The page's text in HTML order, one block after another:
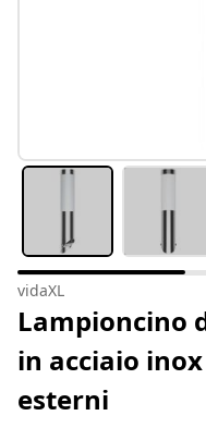
vidaXL
Lampioncino
in acciaio
esterni